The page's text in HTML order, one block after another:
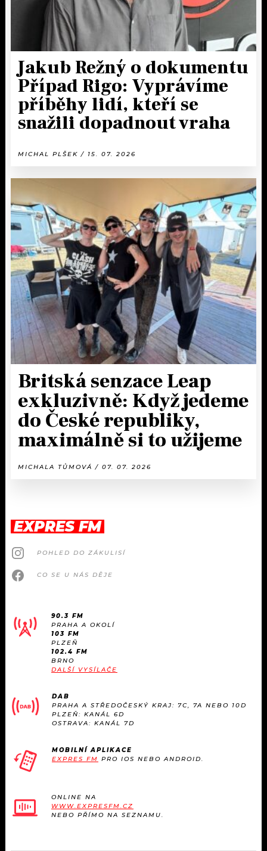
Jakub Režný o dokumentu
Případ Rigo: Vyprávíme
příběhy lidí, kteří se
snažili dopadnout vraha
MICHAL PLŠEK / 15. 07. 2026
Britská senzace Leap
exkluzivně: Když jedeme
do České republiky,
maximálně si to užijeme
MICHALA TŮMOVÁ / 07. 07. 2026
EXPRES FM
POHLED DO ZÁKULISÍ
CO SE U NÁS DĚJE
90.3 FM
PRAHA A OKOLÍ
103 FM
PLZEŇ
102.4 FM
BRNO
DALŠÍ VYSÍLAČE
DAB
PRAHA A STŘEDOČESKÝ KRAJ: 7C, 7A NEBO 10D
PLZEŇ: KANÁL 6D
OSTRAVA: KANÁL 7D
MOBILNÍ APLIKACE
EXPRES FM PRO IOS NEBO ANDROID.
ONLINE NA
WWW.EXPRESFM.CZ
NEBO PŘÍMO NA SEZNAMU.